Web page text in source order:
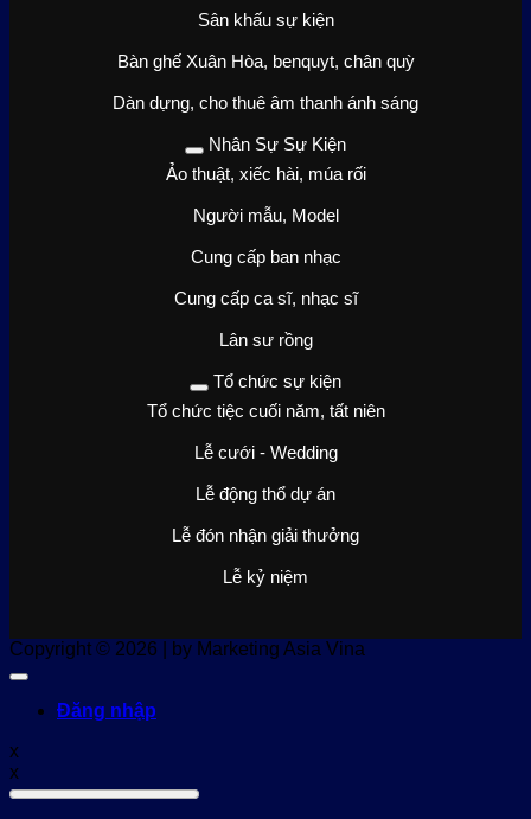
Sân khấu sự kiện
Bàn ghế Xuân Hòa, benquyt, chân quỳ
Dàn dựng, cho thuê âm thanh ánh sáng
Nhân Sự Sự Kiện
Ảo thuật, xiếc hài, múa rối
Người mẫu, Model
Cung cấp ban nhạc
Cung cấp ca sĩ, nhạc sĩ
Lân sư rồng
Tổ chức sự kiện
Tổ chức tiệc cuối năm, tất niên
Lễ cưới - Wedding
Lễ động thổ dự án
Lễ đón nhận giải thưởng
Lễ kỷ niệm
Copyright © 2026 | by Marketing Asia Vina
Đăng nhập
x
x